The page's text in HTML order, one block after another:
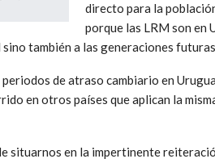
directo para la
porque las LRM son en
también a las generaciones
de atraso cambiario en
en otros países que aplican la
situarnos en la impertinente